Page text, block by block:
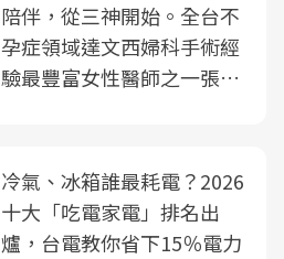
陪伴，從三神開始。全台不
孕症領域達文西婦科手術經
驗最豐富女性醫師之一張永
光田醫院建構360度女性健
康照護生態圈
冷氣、冰箱誰最耗電？2026
十大「吃電家電」排名出
爐，台電教你省下15％電力